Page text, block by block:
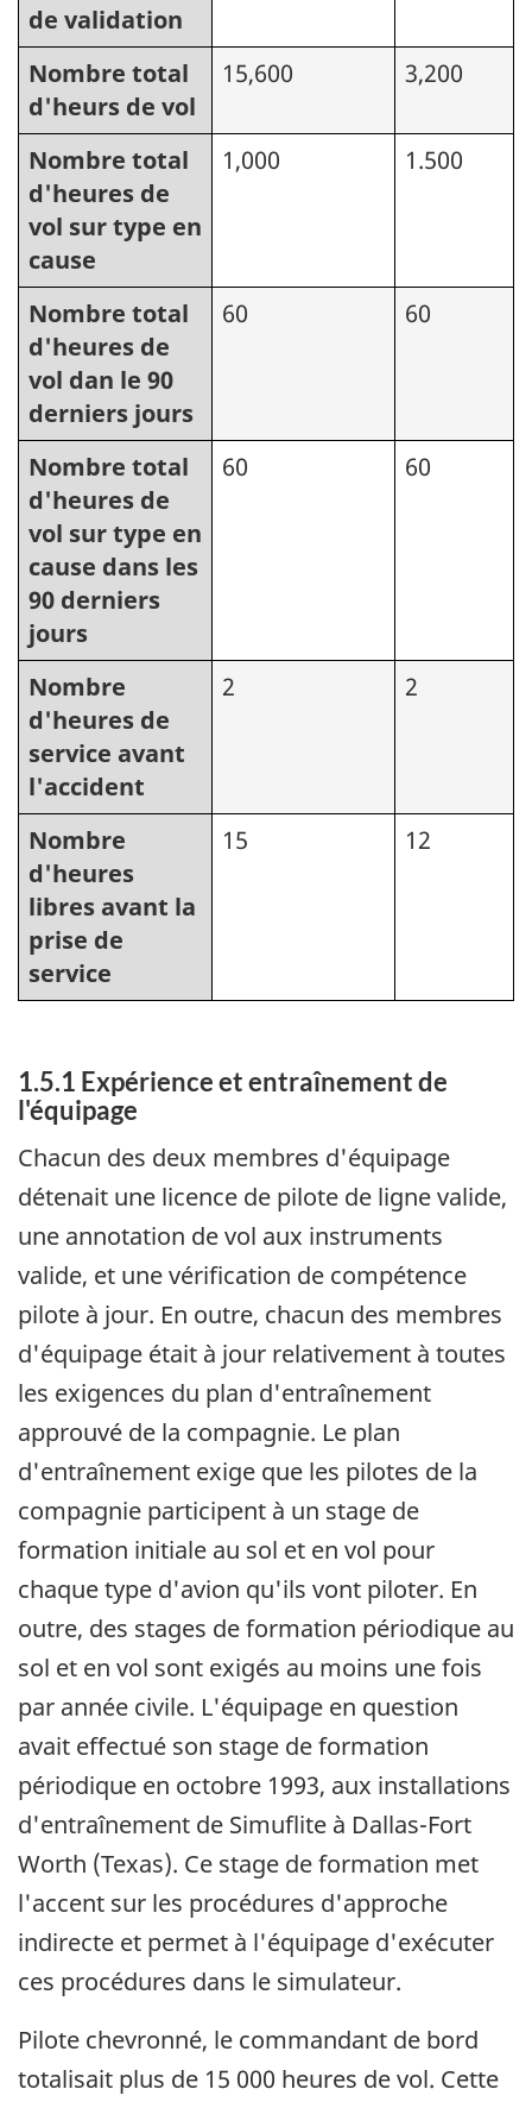
de validation
Nombre total
d'heurs de vol
15,600 3,200
Nombre total
d'heures de
vol sur type en
cause
1,000 1.500
Nombre total
d'heures de
vol dan le 90
derniers jours
60 60
Nombre total
d'heures de
vol sur type en
cause dans les
90 derniers
jours
60 60
Nombre
d'heures de
service avant
l'accident
2 2
Nombre
d'heures
libres avant la
prise de
service
15 12
1.5.1 Expérience et entraînement de
l'équipage
Chacun des deux membres d'équipage
détenait une licence de pilote de ligne valide,
une annotation de vol aux instruments
valide, et une vérification de compétence
pilote à jour. En outre, chacun des membres
d'équipage était à jour relativement à toutes
les exigences du plan d'entraînement
approuvé de la compagnie. Le plan
d'entraînement exige que les pilotes de la
compagnie participent à un stage de
formation initiale au sol et en vol pour
chaque type d'avion qu'ils vont piloter. En
outre, des stages de formation périodique au
sol et en vol sont exigés au moins une fois
par année civile. L'équipage en question
avait effectué son stage de formation
périodique en octobre 1993, aux installations
d'entraînement de Simuflite à Dallas-Fort
Worth (Texas). Ce stage de formation met
l'accent sur les procédures d'approche
indirecte et permet à l'équipage d'exécuter
ces procédures dans le simulateur.
Pilote chevronné, le commandant de bord
totalisait plus de 15 000 heures de vol. Cette